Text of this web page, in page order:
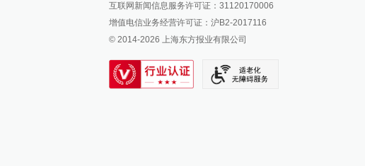
派生万物开放平台
IP SHANGHAI
SIXTH TONE
互联网新闻信息服务许可证：31120170006
增值电信业务经营许可证：沪B2-2017116
© 2014-2026 上海东方报业有限公司